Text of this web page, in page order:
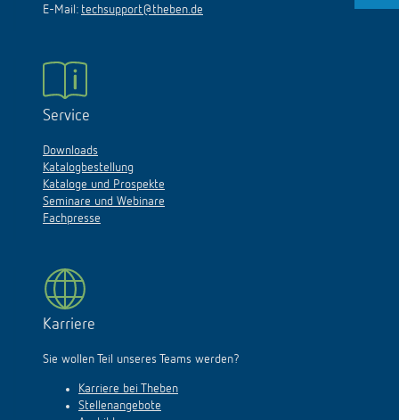
E-Mail: techsupport@theben.de
Service
Downloads
Katalogbestellung
Kataloge und Prospekte
Seminare und Webinare
Fachpresse
Karriere
Sie wollen Teil unseres Teams werden?
Karriere bei Theben
Stellenangebote